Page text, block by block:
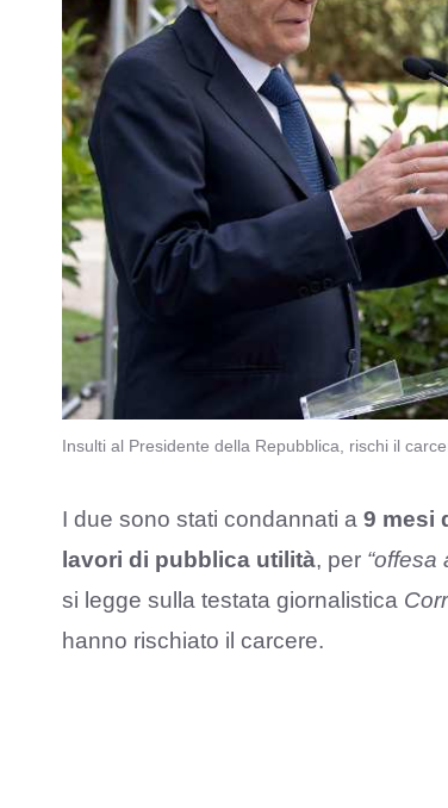
Insulti al Presidente della Repubblica, rischi il
I due sono stati condannati a 9 mesi
lavori di pubblica utilità, per “offesa
si legge sulla testata giornalistica
hanno rischiato il carcere.